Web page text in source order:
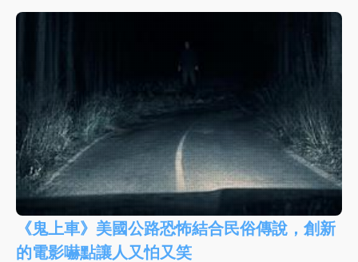
《鬼上車》美國公路恐怖結合民俗傳說，創新
的電影嚇點讓人又怕又笑